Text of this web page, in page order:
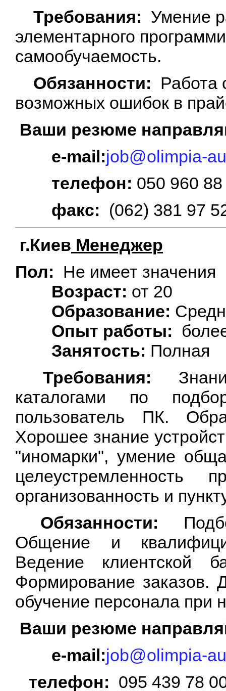
Требования: Умение
элементарного
самообучаемость.
Обязанности: Работа
возможных ошибок в
Ваши резюме
e-mail:job@olimpia-
телефон: 050 960
факс: (062) 381 97
г.Киев Менеджер
Пол: Не имеет значения
Возраст: от 20
Образование:
Опыт работы:
Занятость: Полная
Требования:
каталогами по
пользователь ПК.
Хорошее знание
"иномарки", умение
целеустремленность
организованность и
Обязанности:
Общение и
Ведение клиентской
Формирование заказов.
обучение персонала при
Ваши резюме
e-mail:job@olimpia-
телефон: 095 439 78